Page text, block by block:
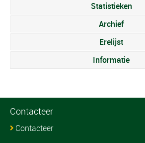
Statistieken
Archief
Erelijst
Informatie
Contacteer
Contacteer